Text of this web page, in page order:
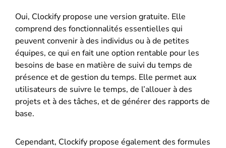
Oui, Clockify propose une version gratuite. Elle
comprend des fonctionnalités essentielles qui
peuvent convenir à des individus ou à de petites
équipes, ce qui en fait une option rentable pour les
besoins de base en matière de suivi du temps de
présence et de gestion du temps. Elle permet aux
utilisateurs de suivre le temps, de l’allouer à des
projets et à des tâches, et de générer des rapports de
base.
Cependant, Clockify propose également des formules